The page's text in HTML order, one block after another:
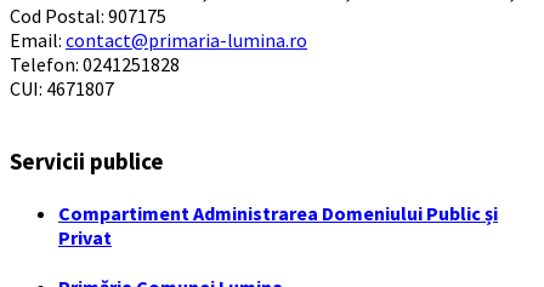
Cod Postal: 907175
Email: contact@primaria-lumina.ro
Telefon: 0241251828
CUI: 4671807
Servicii publice
Compartiment Administrarea Domeniului Public și
Privat